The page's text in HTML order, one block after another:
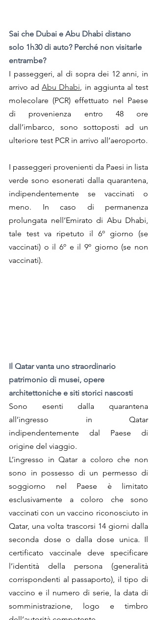
Sai che Dubai e Abu Dhabi distano
solo 1h30 di auto? Perché non visitarle
entrambe?
I passeggeri, al di sopra dei 12 anni, in
arrivo ad Abu Dhabi, in aggiunta al test
molecolare (PCR) effettuato nel Paese
di provenienza entro 48 ore
dall’imbarco, sono sottoposti ad un
ulteriore test PCR in arrivo all’aeroporto.
I passeggeri provenienti da Paesi in lista
verde sono esonerati dalla quarantena,
indipendentemente se vaccinati o
meno. In caso di permanenza
prolungata nell’Emirato di Abu Dhabi,
tale test va ripetuto il 6º giorno (se
vaccinati) o il 6º e il 9º giorno (se non
vaccinati).
Il Qatar vanta uno straordinario
patrimonio di musei, opere
architettoniche e siti storici nascosti
Sono esenti dalla quarantena
all’ingresso in Qatar
indipendentemente dal Paese di
origine del viaggio.
L’ingresso in Qatar a coloro che non
sono in possesso di un permesso di
soggiorno nel Paese è limitato
esclusivamente a coloro che sono
vaccinati con un vaccino riconosciuto in
Qatar, una volta trascorsi 14 giorni dalla
seconda dose o dalla dose unica. Il
certificato vaccinale deve specificare
l’identità della persona (generalità
corrispondenti al passaporto), il tipo di
vaccino e il numero di serie, la data di
somministrazione, logo e timbro